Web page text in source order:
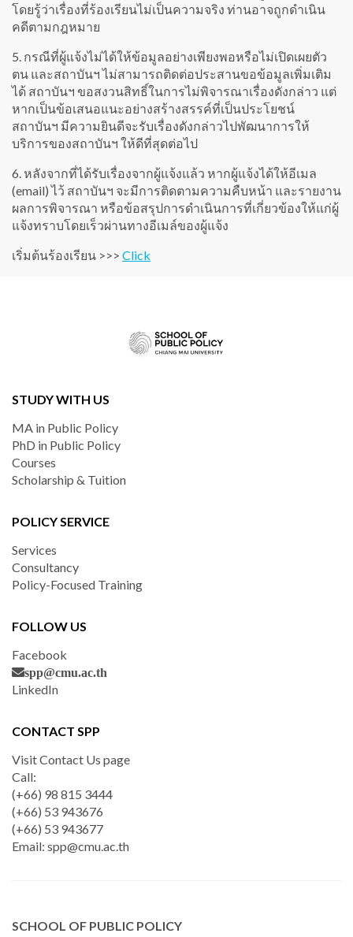
โดยรู้ว่าเรื่องที่ร้องเรียนไม่เป็นความจริง ท่านอาจถูกดำเนิน
คดีตามกฎหมาย
5. กรณีที่ผู้แจ้งไม่ได้ให้ข้อมูลอย่างเพียงพอหรือไม่เปิดเผยตัว
ตน และสถาบันฯ ไม่สามารถติดต่อประสานขอข้อมูลเพิ่มเติม
ได้ สถาบันฯ ขอสงวนสิทธิ์ในการไม่พิจารณาเรื่องดังกล่าว แต่
หากเป็นข้อเสนอแนะอย่างสร้างสรรค์ที่เป็นประโยชน์
สถาบันฯ มีความยินดีจะรับเรื่องดังกล่าวไปพัฒนาการให้
บริการของสถาบันฯ ให้ดีที่สุดต่อไป
6. หลังจากที่ได้รับเรื่องจากผู้แจ้งแล้ว หากผู้แจ้งได้ให้อีเมล
(email) ไว้ สถาบันฯ จะมีการติดตามความคืบหน้า และรายงาน
ผลการพิจารณา หรือข้อสรุปการดำเนินการที่เกี่ยวข้องให้แก่ผู้
แจ้งทราบโดยเร็วผ่านทางอีเมล์ของผู้แจ้ง
เริ่มต้นร้องเรียน >>> Click
STUDY WITH US
MA in Public Policy
PhD in Public Policy
Courses
Scholarship & Tuition
POLICY SERVICE
Services
Consultancy
Policy-Focused Training
FOLLOW US
Facebook
spp@cmu.ac.th
LinkedIn
CONTACT SPP
Visit Contact Us page
Call:
(+66) 98 815 3444
(+66) 53 943676
(+66) 53 943677
Email: spp@cmu.ac.th
SCHOOL OF PUBLIC POLICY